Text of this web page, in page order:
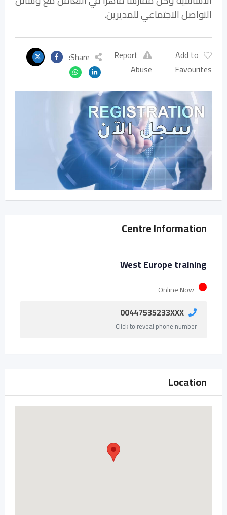
التواصل الاجتماعي للمديرين.
Add to
Favourites
Report
Abuse
Share:
Centre Information
West Europe training
Online Now
00447535233XXX
Click to reveal phone number
Location